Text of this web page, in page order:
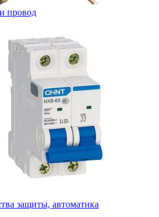
провод
защиты, автоматика